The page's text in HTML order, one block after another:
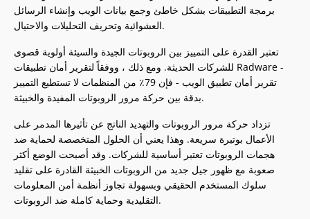
برمجة التطبيقات بشكل خاطئ وجمع بيانات الويب وإنشاء الرسائل
العشوائية وتحريف التحليلات والاحتيال.
تعتبر القدرة على التمييز بين الروبوتات الجيدة والسيئة أولوية قصوى
للشركات الحديثة. ومع ذلك ، ووفقاً لتقرير أمان تطبيقات Radware -
تقرير أمان تطبيق الويب - فإن 79٪ من المنظمات لا تستطيع التمييز
بدقة بين حركة مرور الروبوتات المفيدة والخبيثة.
تزداد حركة مرور الروبوتات والتهديد الناتج عن تأثيرها المدمر على
الأعمال بوتيرة سريعة. وهذا يعني أن الحلول المتخصصة لحماية ضد
هجمات الروبوتات تعتبر أساسية للشركات. وقد أصبحت الوضع أكثر
صعوبة مع ظهور جيل جديد من الروبوتات الخبيثة القادرة على تقليد
سلوك المستخدم الحقيقي وبسهولة تجاوز أنظمة أمن المعلومات
التقليدية وحماية كاملة ضد الروبوتات.